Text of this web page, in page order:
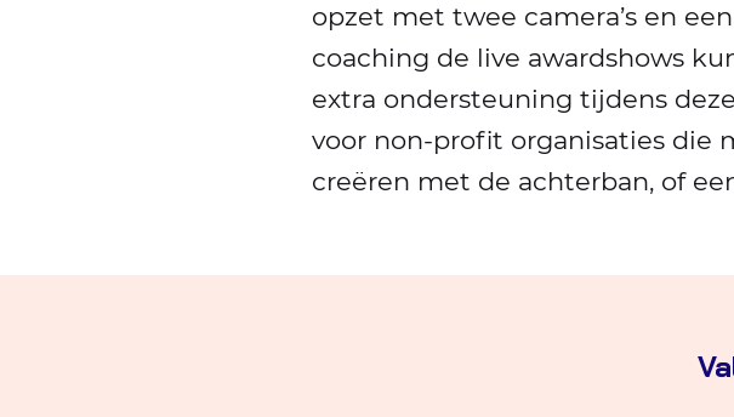
opzet met twee camera’s en
coaching de live awardshows
extra ondersteuning tijdens
voor non-profit organisaties die
creëren met de achterban, of